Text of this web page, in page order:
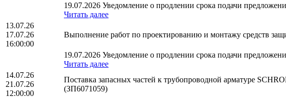
19.07.2026 Уведомление о продлении срока подачи
Читать далее
13.07.26
17.07.26
16:00:00
Выполнение работ по проектированию и монтажу средств
19.07.2026 Уведомление о продлении срока подачи
Читать далее
14.07.26
21.07.26
12:00:00
Поставка запасных частей к трубопроводной арматуре
(ЗП6071059)